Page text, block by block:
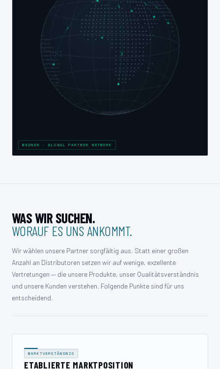
MEDNER · GLOBAL PARTNER NETWORK
WAS WIR SUCHEN.
WORAUF ES UNS ANKOMMT.
Wir wählen unsere Partner sorgfältig aus. Statt einer großen
Anzahl an Distributoren setzen wir auf wenige, exzellente
Vertretungen — die unsere Produkte, unser Qualitätsverständnis
und unsere Kunden verstehen. Folgende Punkte sind für uns
entscheidend.
MARKTVERSTÄNDNIS
ETABLIERTE MARKTPOSITION